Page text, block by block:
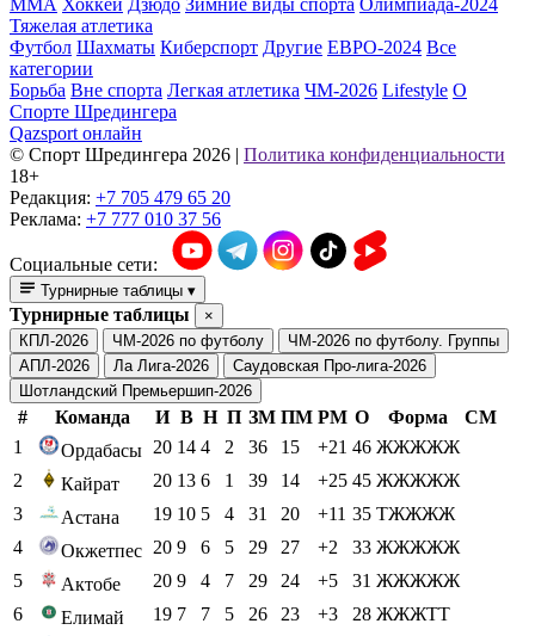
ММА Хоккей Дзюдо Зимние виды спорта Олимпиада-2024
Тяжелая атлетика
Футбол Шахматы Киберспорт Другие ЕВРО-2024 Все
категории
Борьба Вне спорта Легкая атлетика ЧМ-2026 Lifestyle О
Спорте Шредингера
Qazsport онлайн
© Cпорт Шредингера 2026 | Политика конфиденциальности
18+
Редакция: +7 705 479 65 20
Реклама: +7 777 010 37 56
Социальные сети:
Турнирные таблицы ▾
Турнирные таблицы
×
КПЛ-2026
ЧМ-2026 по футболу
ЧМ-2026 по футболу. Группы
АПЛ-2026
Ла Лига-2026
Саудовская Про-лига-2026
Шотландский Премьершип-2026
# Команда И В Н П ЗМ ПМ РМ О Форма
СМ
1
Ордабасы 20 14 4 2 36 15 +21 46 ЖЖЖЖЖ
2
Кайрат 20 13 6 1 39 14 +25 45 ЖЖЖЖЖ
3
Астана 19 10 5 4 31 20 +11 35 ТЖЖЖЖ
4
Окжетпес 20 9 6 5 29 27 +2 33 ЖЖЖЖЖ
5
Актобе 20 9 4 7 29 24 +5 31 ЖЖЖЖЖ
6
Елимай 19 7 7 5 26 23 +3 28 ЖЖЖТТ